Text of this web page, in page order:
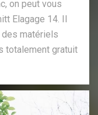
on peut vous
Elagage 14. Il
matériels
totalement gratuit